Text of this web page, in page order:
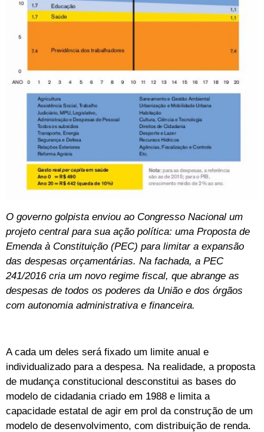
O governo golpista enviou ao Congresso Nacional um
projeto central para sua ação política: uma Proposta de
Emenda à Constituição (PEC) para limitar a expansão
das despesas orçamentárias. Na fachada, a PEC
241/2016 cria um novo regime fiscal, que abrange as
despesas de todos os poderes da União e dos órgãos
com autonomia administrativa e financeira.
A cada um deles será fixado um limite anual e
individualizado para a despesa. Na realidade, a proposta
de mudança constitucional desconstitui as bases do
modelo de cidadania criado em 1988 e limita a
capacidade estatal de agir em prol da construção de um
modelo de desenvolvimento, com distribuição de renda.